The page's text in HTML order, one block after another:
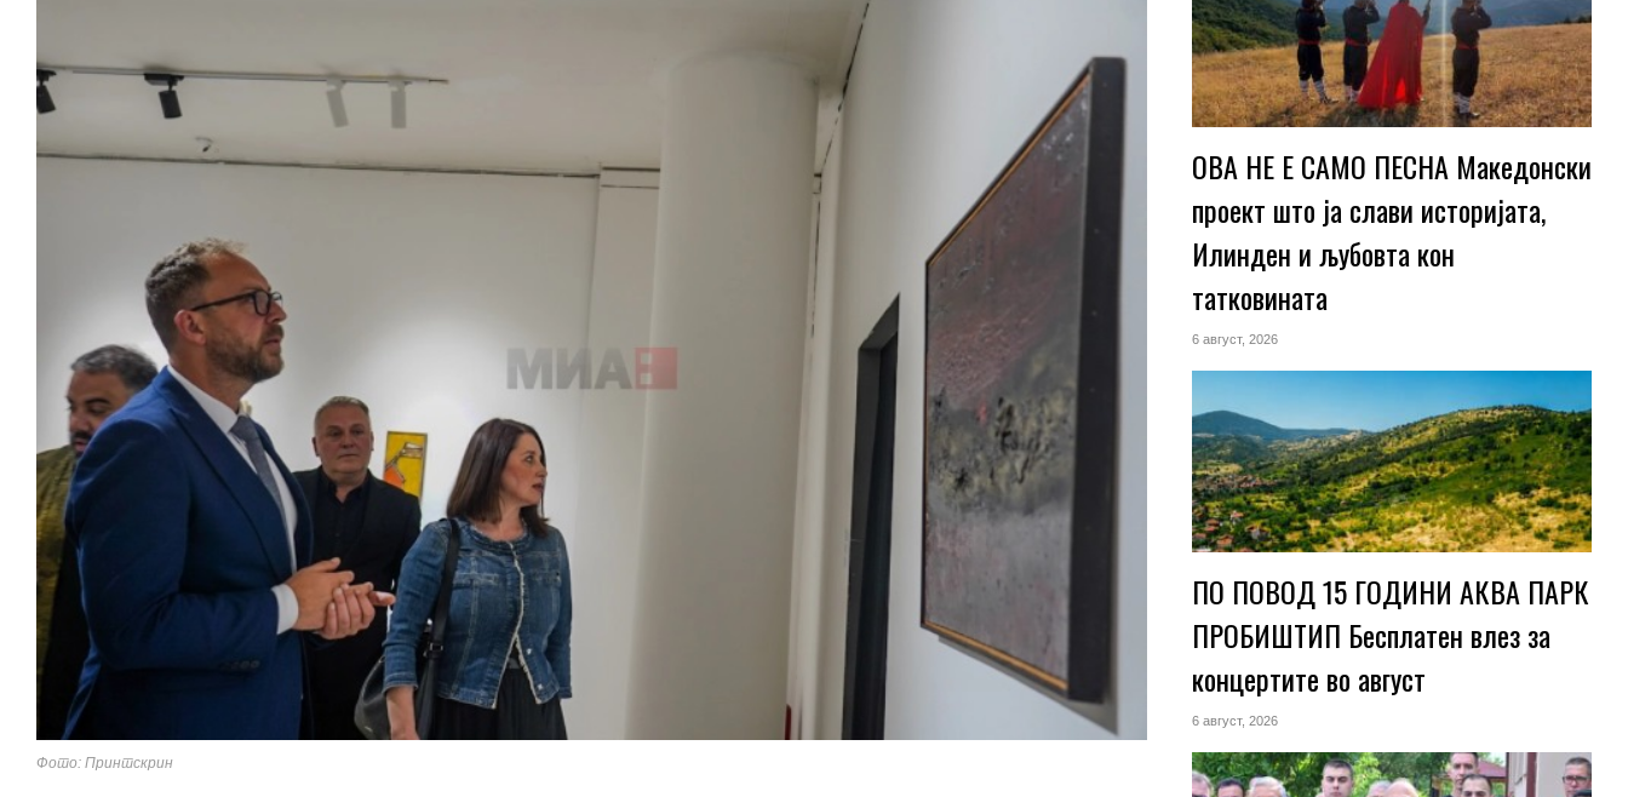
Фото: Принтскрин
ОВА НЕ Е САМО ПЕСНА Македонски
проект што ја слави историјата,
Илинден и љубовта кон
татковината
6 август, 2026
ПО ПОВОД 15 ГОДИНИ АКВА ПАРК
ПРОБИШТИП Бесплатен влез за
концертите во август
6 август, 2026